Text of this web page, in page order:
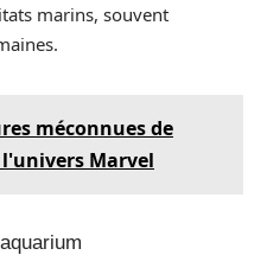
marins, souvent
méconnues de
Marvel